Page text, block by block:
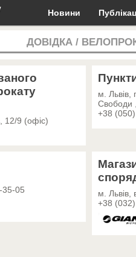
Новини
ДОВІДКА /
12/9 (офіс)
м. Львів,
Свободи
+38
35-05
м. Львів,
+38